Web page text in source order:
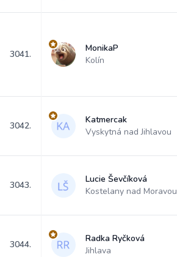
3041.
MonikaP
Kolín
3042.
Katmercak
Vyskytná nad Jihlavou
3043.
Lucie Ševčíková
Kostelany nad Moravou
3044.
Radka Ryčková
Jihlava